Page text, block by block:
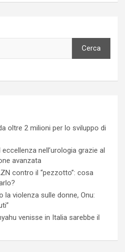
Cerca
oltre 2 milioni per lo sviluppo di
nell’urologia grazie al
avanzata
contro il “pezzotto”: cosa
violenza sulle donne, Onu:
venisse in Italia sarebbe il